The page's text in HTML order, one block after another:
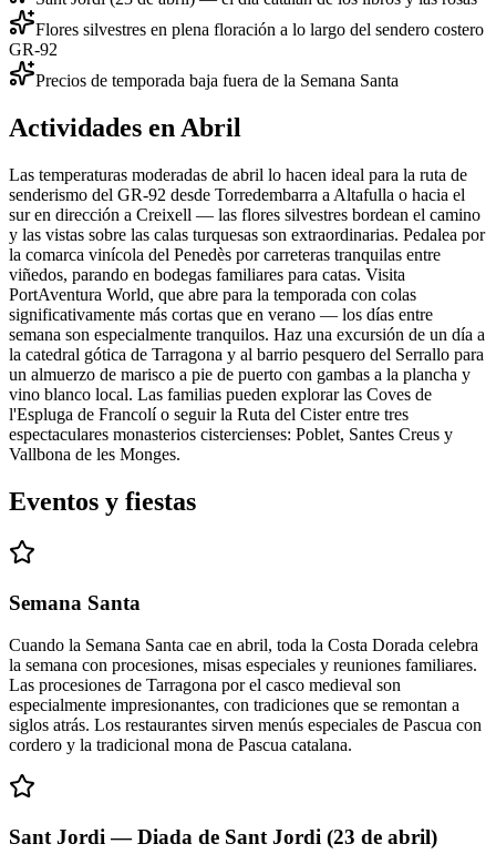
Flores silvestres en plena floración a lo largo del sendero costero
GR-92
Precios de temporada baja fuera de la Semana Santa
Actividades en Abril
Las temperaturas moderadas de abril lo hacen ideal para la ruta de
senderismo del GR-92 desde Torredembarra a Altafulla o hacia el
sur en dirección a Creixell — las flores silvestres bordean el camino
y las vistas sobre las calas turquesas son extraordinarias. Pedalea por
la comarca vinícola del Penedès por carreteras tranquilas entre
viñedos, parando en bodegas familiares para catas. Visita
PortAventura World, que abre para la temporada con colas
significativamente más cortas que en verano — los días entre
semana son especialmente tranquilos. Haz una excursión de un día a
la catedral gótica de Tarragona y al barrio pesquero del Serrallo para
un almuerzo de marisco a pie de puerto con gambas a la plancha y
vino blanco local. Las familias pueden explorar las Coves de
l'Espluga de Francolí o seguir la Ruta del Cister entre tres
espectaculares monasterios cistercienses: Poblet, Santes Creus y
Vallbona de les Monges.
Eventos y fiestas
Semana Santa
Cuando la Semana Santa cae en abril, toda la Costa Dorada celebra
la semana con procesiones, misas especiales y reuniones familiares.
Las procesiones de Tarragona por el casco medieval son
especialmente impresionantes, con tradiciones que se remontan a
siglos atrás. Los restaurantes sirven menús especiales de Pascua con
cordero y la tradicional mona de Pascua catalana.
Sant Jordi — Diada de Sant Jordi (23 de abril)